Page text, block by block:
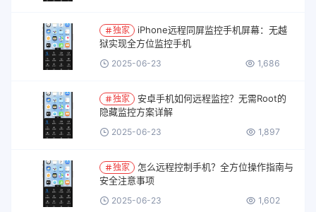
独家
狱实现全方位监控手机
2025-06-23 1,686
独家
隐藏监控方案详解
2025-06-23 1,897
独家
安全注意事项
2025-06-23 1,602